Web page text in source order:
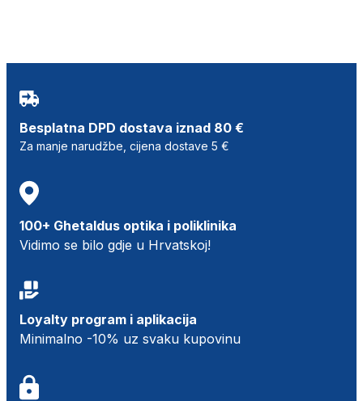
Besplatna DPD dostava iznad 80 €
Za manje narudžbe, cijena dostave 5 €
100+ Ghetaldus optika i poliklinika
Vidimo se bilo gdje u Hrvatskoj!
Loyalty program i aplikacija
Minimalno -10% uz svaku kupovinu